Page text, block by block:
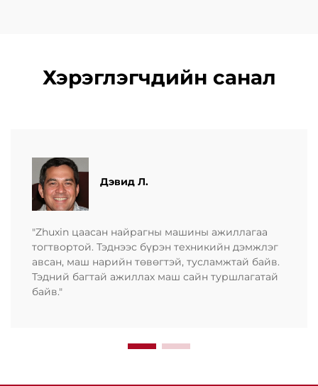
Хэрэглэгчдийн санал
Дэвид Л.
"Zhuxin цаасан найрагны машины ажиллагаа
тогтвортой. Тэднээс бүрэн техникийн дэмжлэг
авсан, маш нарийн төвөгтэй, тусламжтай байв.
Тэдний багтай ажиллах маш сайн туршлагатай
байв."